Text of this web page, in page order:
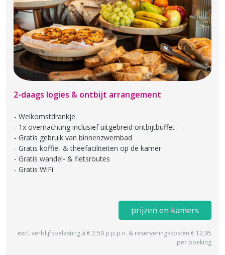
2-daags logies & ontbijt arrangement
Welkomstdrankje
1x overnachting inclusief uitgebreid ontbijtbuffet
Gratis gebruik van binnenzwembad
Gratis koffie- & theefaciliteiten op de kamer
Gratis wandel- & fietsroutes
Gratis WiFi
prijzen en kamers
excl. verblijfsbelasting à € 2,50 p.p.p.n. & reserveringskosten € 12,95
per boeking